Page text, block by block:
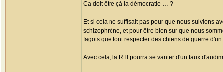
Ca doit être çà la démocratie … ?
Et si cela ne suffisait pas pour que nous suivions
schizophrène, et pour être bien sur que nous
fagots que font respecter des chiens de guerre
Avec cela, la RTI pourra se vanter d'un taux